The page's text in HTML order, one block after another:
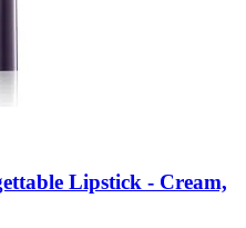
Lipstick -​ Cream,